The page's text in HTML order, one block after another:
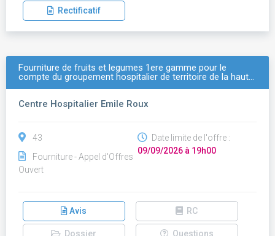
Rectificatif
Fourniture de fruits et legumes 1ere gamme pour le
compte du groupement hospitalier de territoire de la haut…
Centre Hospitalier Emile Roux
43
Fourniture - Appel d'Offres
Ouvert
Date limite de l'offre :
09/09/2026 à 19h00
Avis RC
Dossier Questions